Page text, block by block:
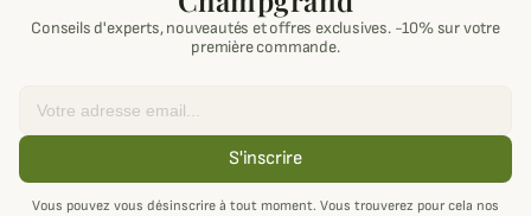
Conseils d'experts, nouveautés et offres exclusives. -10% sur votre
première commande.
S'inscrire
Vous pouvez vous désinscrire à tout moment. Vous trouverez pour cela nos